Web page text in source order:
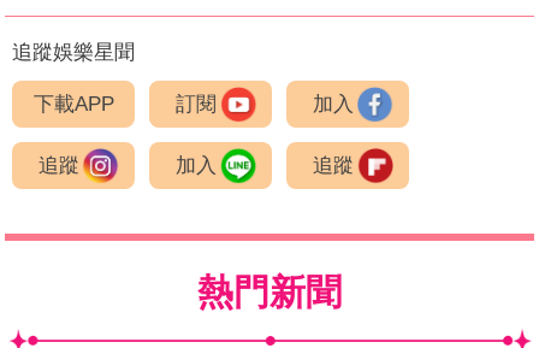
追蹤娛樂星聞
下載APP 訂閱 加入
追蹤 加入 追蹤
熱門新聞